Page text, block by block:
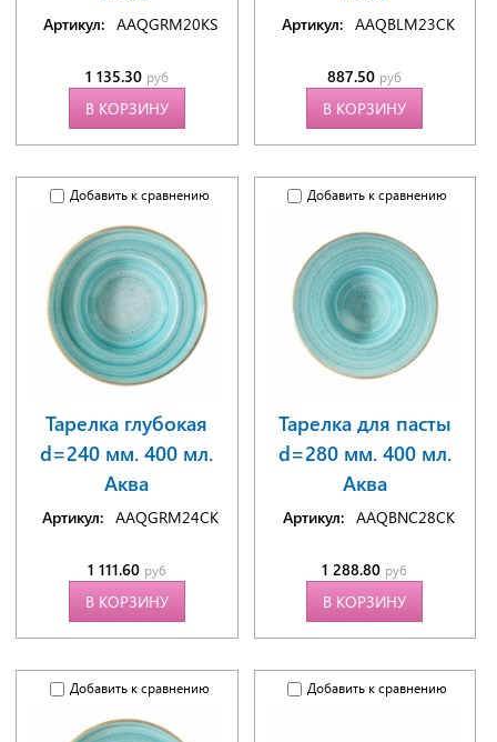
Артикул: AAQGRM20KS
1 135.30 руб
В КОРЗИНУ
Артикул: AAQBLM23CK
887.50 руб
В КОРЗИНУ
Добавить к сравнению
Тарелка глубокая
d=240 мм. 400 мл.
Аква
Артикул: AAQGRM24CK
1 111.60 руб
В КОРЗИНУ
Добавить к сравнению
Тарелка для пасты
d=280 мм. 400 мл.
Аква
Артикул: AAQBNC28CK
1 288.80 руб
В КОРЗИНУ
Добавить к сравнению Добавить к сравнению